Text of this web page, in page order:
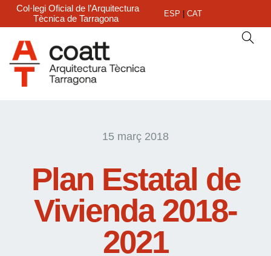
Col·legi Oficial de l’Arquitectura
Tècnica de Tarragona
ESP CAT
15 març 2018
Plan Estatal de
Vivienda 2018-
2021